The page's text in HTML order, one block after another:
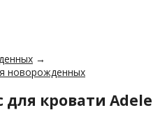
→
новорожденных
кровати Adele